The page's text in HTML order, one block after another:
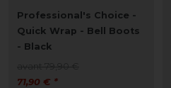
Professional's Choice -
Quick Wrap - Bell Boots
- Black
71,90 € *